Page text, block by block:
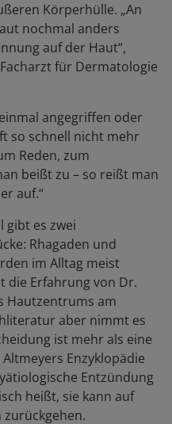
Körperhülle. „An
nochmal anders
auf der Haut“,
für Dermatologie
angegriffen oder
so schnell nicht mehr
Reden, zum
beißt zu – so reißt man
auf.“
gibt es zwei
Rhagaden und
im Alltag meist
die Erfahrung von Dr.
Hautzentrums am
aber nimmt es
ist mehr als eine
Enzyklopädie
Entzündung
heißt, sie kann auf